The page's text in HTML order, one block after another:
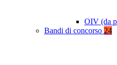
OIV (da
Bandi di concorso 24